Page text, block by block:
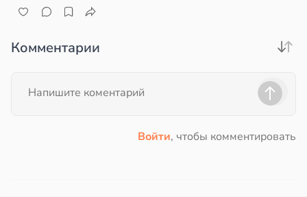
Комментарии
Войти, чтобы комментировать